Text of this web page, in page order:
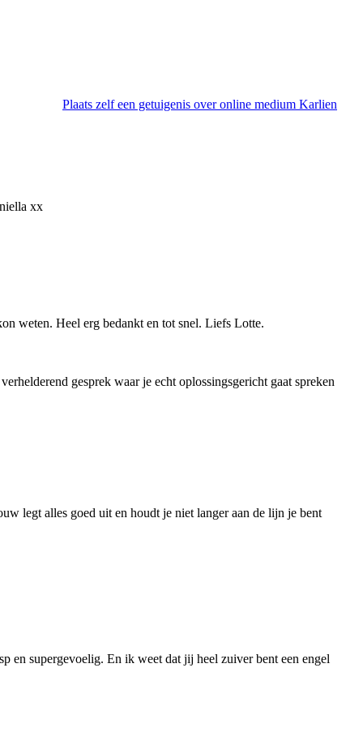
Plaats zelf een getuigenis over online medium Karlien
xx
weten. Heel erg bedankt en tot snel. Liefs Lotte.
gesprek waar je echt oplossingsgericht gaat spreken
legt alles goed uit en houdt je niet langer aan de lijn je bent
en supergevoelig. En ik weet dat jij heel zuiver bent een engel